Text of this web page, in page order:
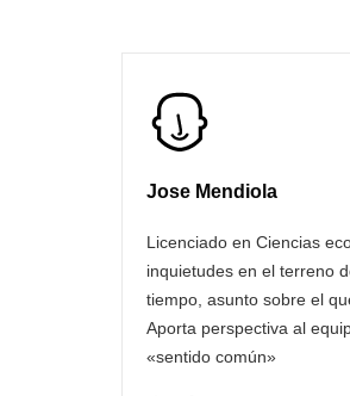
Jose Mendiola
Licenciado en Ciencias
inquietudes en el terreno
tiempo, asunto sobre el
Aporta perspectiva al
«sentido común»